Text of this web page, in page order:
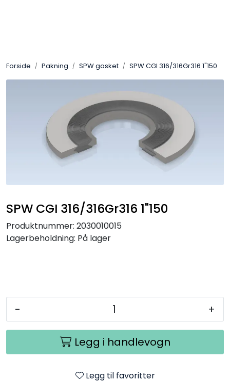
Forside Pakning SPW gasket SPW CGI 316/316Gr316 1"150
SPW CGI 316/316Gr316 1"150
Produktnummer: 2030010015
Lagerbeholdning: På lager
- +
Legg i handlevogn
Legg til favoritter
Pakning
Automasjon
Slitasjeteknikk
Verneutstyr
Industriprodukter